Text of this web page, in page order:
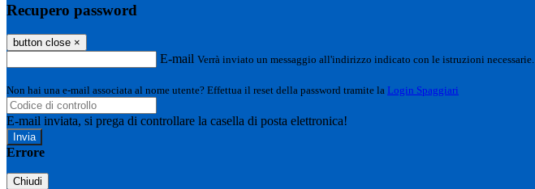
Recupero password
button close ×
E-mail Verrà inviato un messaggio all'indirizzo indicato con le istruzioni necessarie.
Non hai una e-mail associata al nome utente? Effettua il reset della password tramite la Login Spaggiari
E-mail inviata, si prega di controllare la casella di posta elettronica!
Errore
Chiudi